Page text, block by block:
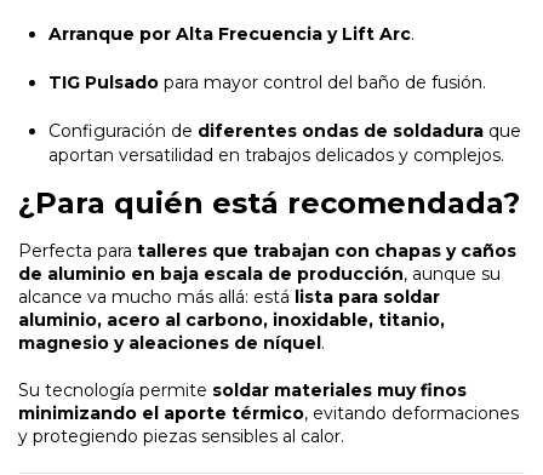
Arranque por Alta Frecuencia y Lift Arc.
TIG Pulsado para mayor control del baño de fusión.
Configuración de diferentes ondas de soldadura que
aportan versatilidad en trabajos delicados y complejos.
¿Para quién está recomendada?
Perfecta para talleres que trabajan con chapas y caños
de aluminio en baja escala de producción, aunque su
alcance va mucho más allá: está lista para soldar
aluminio, acero al carbono, inoxidable, titanio,
magnesio y aleaciones de níquel.
Su tecnología permite soldar materiales muy finos
minimizando el aporte térmico, evitando deformaciones
y protegiendo piezas sensibles al calor.